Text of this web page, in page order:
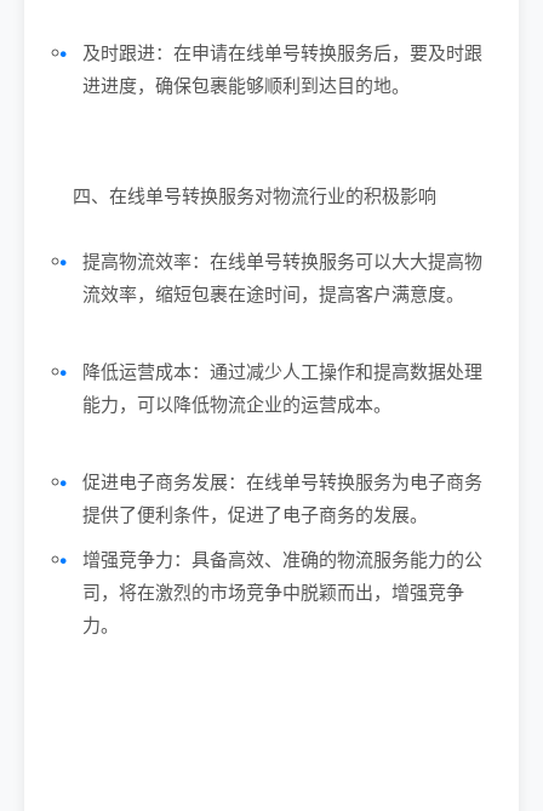
及时跟进：在申请在线单号转换服务后，要及时跟
进进度，确保包裹能够顺利到达目的地。
四、在线单号转换服务对物流行业的积极影响
提高物流效率：在线单号转换服务可以大大提高物
流效率，缩短包裹在途时间，提高客户满意度。
降低运营成本：通过减少人工操作和提高数据处理
能力，可以降低物流企业的运营成本。
促进电子商务发展：在线单号转换服务为电子商务
提供了便利条件，促进了电子商务的发展。
增强竞争力：具备高效、准确的物流服务能力的公
司，将在激烈的市场竞争中脱颖而出，增强竞争
力。